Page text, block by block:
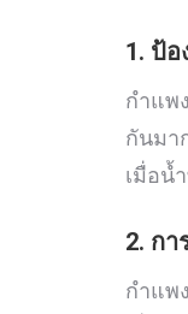
1. ป้
กำแพ
กันมา
เมื่อน้
2. ก
กำแพ